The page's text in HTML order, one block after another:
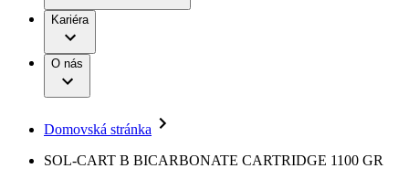
Terapie
Kontinencia a urológia
Liečba bolesti
Miniinvazívna chirurgia
B. Braun Avitum
Ochorenia
Služby pre pacientov
Práca a kariéra
Naša kultúra
Vaša príležitosť
Zodpovednosť
Médiá
Tlačové správy
Kariéra
O nás
Domovská stránka
SOL-CART B BICARBONATE CARTRIDGE 1100 GR